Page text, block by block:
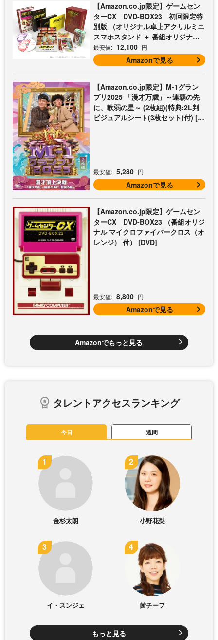
【Amazon.co.jp限定】ゲームセン
ターCX DVD-BOX23 初回限定特
別版 （オリジナル卓上アクリルミニ
スマホスタンド ＋ 番組オリジナル
マイクロファイバークロス（オレン
ジ） 付） [DVD]
最安値: 12,100 円
Amazonで見る
【Amazon.co.jp限定】M-1グラン
プリ2025 「漫才万歳」～連覇の先
に、軟弱の星～ (2枚組)(特典:2L判
ビジュアルシート(3枚セット)付) [D
最安値: 5,280 円
Amazonで見る
【Amazon.co.jp限定】ゲームセン
ターCX DVD-BOX23 （番組オリジ
ナル マイクロファイバークロス（オ
レンジ） 付） [DVD]
最安値: 8,800 円
Amazonで見る
Amazonでもっと見る
タレントアクセスランキング
今日 週間
金杉太朗 小野花梨
イ・スンジェ 茜チーフ
もっと見る